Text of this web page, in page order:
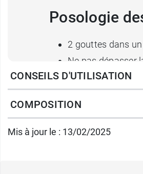
Posologie
2 gouttes dans
Ne pas dépasser
Contenance :Flacon
Cette fleur peut être
CONSEILS D'UTILISATION
COMPOSITION
Mis à jour le : 13/02/2025